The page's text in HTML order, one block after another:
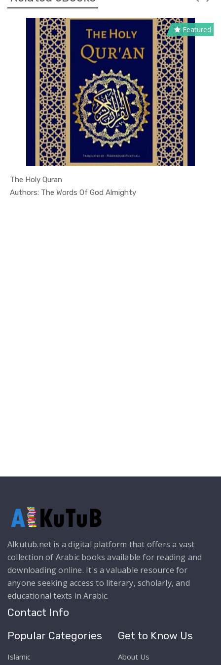
Featured
The Holy Quran
Authors: The Words Of God Almighty
In Islamic...
Alkutub.net is a digital platform that offers a vast
collection of Arabic books available for reading and
downloading online. It's a valuable resource for
anyone seeking access to literary, scholarly, and
educational texts in Arabic.
Contact Info
Popular Categories
Islamic
Get to Know Us
About Us